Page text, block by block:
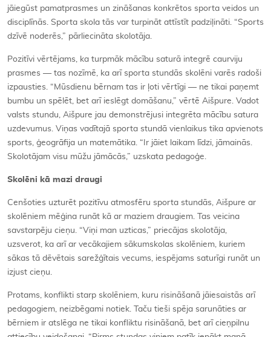
jāiegūst pamatprasmes un zināšanas konkrētos sporta veidos un
disciplīnās. Sporta skola tās var turpināt attīstīt padziļināti. “Sports
dzīvē noderēs,” pārliecināta skolotāja.
Pozitīvi vērtējams, ka turpmāk mācību saturā integrē caurviju
prasmes — tas nozīmē, ka arī sporta stundās skolēni varēs radoši
izpausties. “Mūsdienu bērnam tas ir ļoti vērtīgi — ne tikai paņemt
bumbu un spēlēt, bet arī ieslēgt domāšanu,” vērtē Aišpure. Vadot
valsts stundu, Aišpure jau demonstrējusi integrēta mācību satura
uzdevumus. Viņas vadītajā sporta stundā vienlaikus tika apvienots
sports, ģeogrāfija un matemātika. “Ir jāiet laikam līdzi, jāmainās.
Skolotājam visu mūžu jāmācās,” uzskata pedagoģe.
Skol ēni kā mazi draugi
Cenšoties uzturēt pozitīvu atmosfēru sporta stundās, Aišpure ar
skolēniem mēģina runāt kā ar maziem draugiem. Tas veicina
savstarpēju cieņu. “Viņi man uzticas,” priecājas skolotāja,
uzsverot, ka arī ar vecākajiem sākumskolas skolēniem, kuriem
sākas tā dēvētais sarežģītais vecums, iespējams saturīgi runāt un
izjust cieņu.
Protams, konflikti starp skolēniem, kuru risināšanā jāiesaistās arī
pedagogiem, neizbēgami notiek. Taču tieši spēja sarunāties ar
bērniem ir atslēga ne tikai konfliktu risināšanā, bet arī cieņpilnu